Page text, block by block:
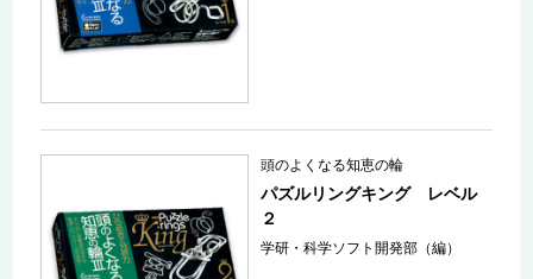
頭のよくなる知恵の輪
パズルリングキング レベル
２
学研・科学ソフト開発部（編）